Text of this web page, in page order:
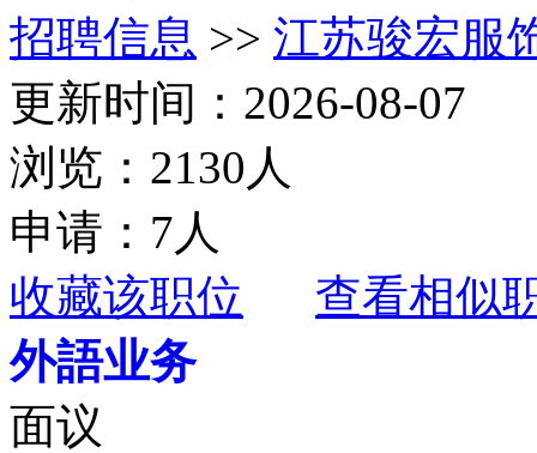
招聘信息 >> 江苏骏宏服
更新时间：2026-08-07
浏览：2130人
申请：7人
收藏该职位
查看相似
外語业务
面议